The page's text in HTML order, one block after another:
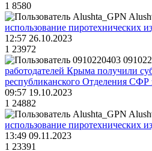
1 8580
использование пиротехнических
12:57 26.10.2023
1 23972
работодателей Крыма получили
республиканского Отделения СФР
09:57 19.10.2023
1 24882
использование пиротехнических
13:49 09.11.2023
1 23391